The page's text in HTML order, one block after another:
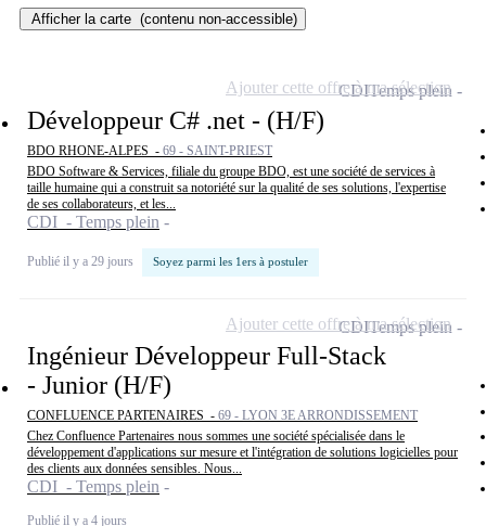
Afficher la carte (contenu non-accessible)
Développeur C# .net - (H/F)
BDO RHONE-ALPES - 69 - SAINT-PRIEST
BDO Software & Services, filiale du groupe BDO, est une société de services à
taille humaine qui a construit sa notoriété sur la qualité de ses solutions, l'expertise
de ses collaborateurs, et les...
CDI - Temps plein
Publié il y a 29 jours Soyez parmi les 1ers à postuler
CDITemps plein
Ajouter cette offre à ma sélection
Ingénieur Développeur Full-Stack
- Junior (H/F)
CONFLUENCE PARTENAIRES - 69 - LYON 3E ARRONDISSEMENT
Chez Confluence Partenaires nous sommes une société spécialisée dans le
développement d'applications sur mesure et l'intégration de solutions logicielles pour
des clients aux données sensibles. Nous...
CDI - Temps plein
Publié il y a 4 jours
CDITemps plein
Ajouter cette offre à ma sélection